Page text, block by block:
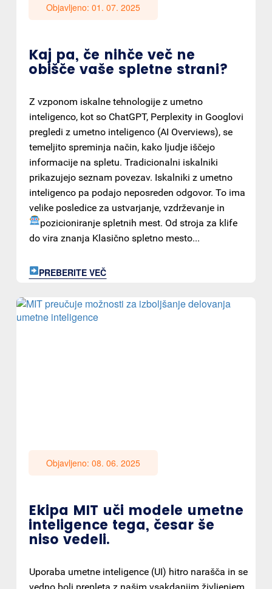
Objavljeno: 01. 07. 2025
Kaj pa, če nihče več ne
obišče vaše spletne strani?
Z vzponom iskalne tehnologije z umetno
inteligenco, kot so ChatGPT, Perplexity in Googlovi
pregledi z umetno inteligenco (AI Overviews), se
temeljito spreminja način, kako ljudje iščejo
informacije na spletu. Tradicionalni iskalniki
prikazujejo seznam povezav. Iskalniki z umetno
inteligenco pa podajo neposreden odgovor. To ima
velike posledice za ustvarjanje, vzdrževanje in
pozicioniranje spletnih mest. Od stroja za klife
do vira znanja Klasično spletno mesto...
PREBERITE VEČ
Objavljeno: 08. 06. 2025
Ekipa MIT uči modele umetne
inteligence tega, česar še
niso vedeli.
Uporaba umetne inteligence (UI) hitro narašča in se
vedno bolj prepleta z našim vsakdanjim življenjem